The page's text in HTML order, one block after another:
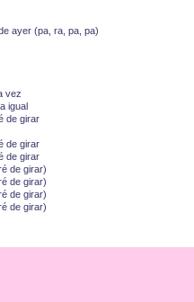
ayer (pa, ra, pa, pa)
vez
igual
de girar
de girar
de girar
de girar)
de girar)
de girar)
de girar)